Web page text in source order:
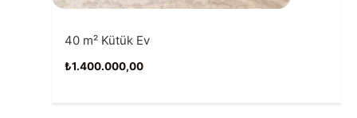
40 m² Kütük Ev
₺1.400.000,00